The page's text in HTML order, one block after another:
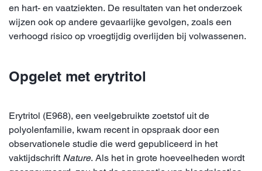
en hart- en vaatziekten. De resultaten van het onderzoek
wijzen ook op andere gevaarlijke gevolgen, zoals een
verhoogd risico op vroegtijdig overlijden bij volwassenen.
Opgelet met erytritol
Erytritol (E968), een veelgebruikte zoetstof uit de
polyolenfamilie, kwam recent in opspraak door een
observationele studie die werd gepubliceerd in het
vaktijdschrift Nature. Als het in grote hoeveelheden wordt